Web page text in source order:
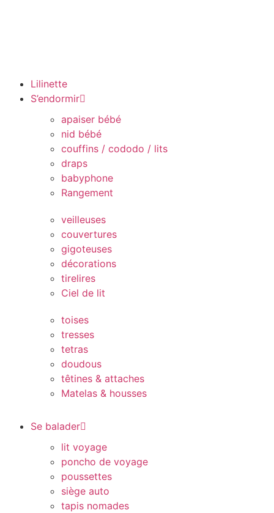
Lilinette
S’endormir
apaiser bébé
nid bébé
couffins / cododo / lits
draps
babyphone
Rangement
veilleuses
couvertures
gigoteuses
décorations
tirelires
Ciel de lit
toises
tresses
tetras
doudous
têtines & attaches
Matelas & housses
Se balader
lit voyage
poncho de voyage
poussettes
siège auto
tapis nomades